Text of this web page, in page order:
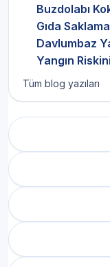
Buzdolabı
Gıda Saklama
Davlumbaz
Yangın
Tüm blog yazıları